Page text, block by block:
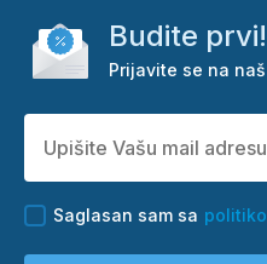
Budite prvi!
Prijavite se na
Saglasan sam sa